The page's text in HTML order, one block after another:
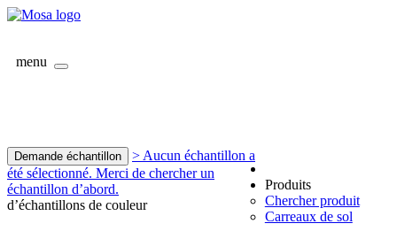
menu
Demande échantillon
> Aucun échantillon a
été sélectionné. Merci de chercher un
échantillon d’abord.
d’échantillons de couleur
Produits
Chercher produit
Carreaux de sol